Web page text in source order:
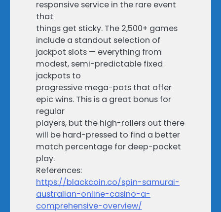
responsive service in the rare event
that
things get sticky. The 2,500+ games
include a standout selection of
jackpot slots — everything from
modest, semi-predictable fixed
jackpots to
progressive mega-pots that offer
epic wins. This is a great bonus for
regular
players, but the high-rollers out there
will be hard-pressed to find a better
match percentage for deep-pocket
play.
References:
https://blackcoin.co/spin-samurai-
australian-online-casino-a-
comprehensive-overview/